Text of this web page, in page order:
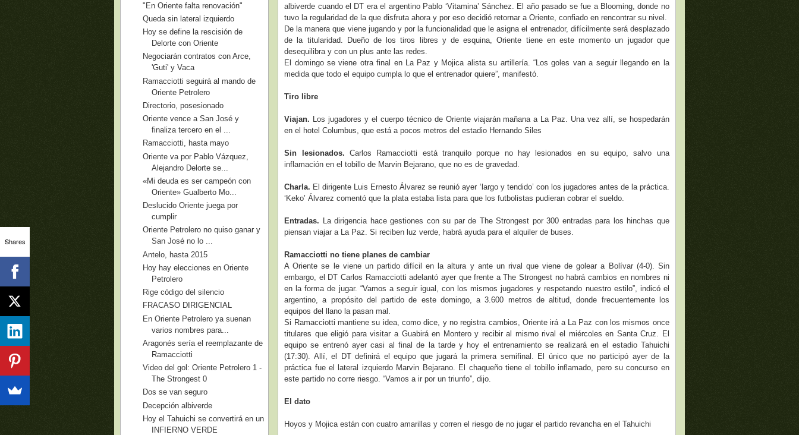
albiverde cuando el DT era el argentino Pablo ‘Vitamina’ Sánchez. El año pasado se fue a Blooming, donde no
tuvo la regularidad de la que disfruta ahora y por eso decidió retornar a Oriente, confiado en rencontrar su nivel.
De la manera que viene jugando y por la funcionalidad que le asigna el entrenador, difícilmente será desplazado
de la titularidad. Dueño de los tiros libres y de esquina, Oriente tiene en este momento un jugador que
desequilibra y con un plus ante las redes.
El domingo se viene otra final en La Paz y Mojica alista su artillería. “Los goles van a seguir llegando en la
medida que todo el equipo cumpla lo que el entrenador quiere”, manifestó.
Tiro libre
Viajan.
Los jugadores y el cuerpo técnico de Oriente viajarán mañana a La Paz. Una vez allí, se hospedarán
en el hotel Columbus, que está a pocos metros del estadio Hernando Siles
Sin lesionados. Carlos Ramacciotti está tranquilo porque no hay lesionados en su equipo, salvo una
inflamación en el tobillo de Marvin Bejarano, que no es de gravedad.
Charla. El dirigente Luis Ernesto Álvarez se reunió ayer ‘largo y tendido’ con los jugadores antes de la práctica.
‘Keko’ Álvarez comentó que la plata estaba lista para que los futbolistas pudieran cobrar el sueldo.
Entradas.
La dirigencia hace gestiones con su par de The Strongest por 300 entradas para los hinchas que
piensan viajar a La Paz. Si reciben luz verde, habrá ayuda para el alquiler de buses.
Ramacciotti no tiene planes de cambiar
A Oriente se le viene un partido difícil en la altura y ante un rival que viene de golear a Bolívar (4-0). Sin
embargo, el DT Carlos Ramacciotti adelantó ayer que frente a The Strongest no habrá cambios en nombres ni
en la forma de jugar. “Vamos a seguir igual, con los mismos jugadores y respetando nuestro estilo”, indicó el
argentino, a propósito del partido de este domingo, a 3.600 metros de altitud, donde frecuentemente los
equipos del llano la pasan mal.
Si Ramacciotti mantiene su idea, como dice, y no registra cambios, Oriente irá a La Paz con los mismos once
titulares que eligió para visitar a Guabirá en Montero y recibir al mismo rival el miércoles en Santa Cruz. El
equipo se entrenó ayer casi al final de la tarde y hoy el entrenamiento se realizará en el estadio Tahuichi
(17:30). Allí, el DT definirá el equipo que jugará la primera semifinal. El único que no participó ayer de la
práctica fue el lateral izquierdo Marvin Bejarano. El chaqueño tiene el tobillo inflamado, pero su concurso en
este partido no corre riesgo. “Vamos a ir por un triunfo”, dijo.
El dato
Hoyos y Mojica están con cuatro amarillas y corren el riesgo de no jugar el partido revancha en el Tahuichi
"En Oriente falta renovación"
Queda sin lateral izquierdo
Hoy se define la rescisión de
Delorte con Oriente
Negociarán contratos con Arce,
'Guti' y Vaca
Ramacciotti seguirá al mando de
Oriente Petrolero
Directorio, posesionado
Oriente vence a San José y
finaliza tercero en el ...
Ramacciotti, hasta mayo
Oriente va por Pablo Vázquez,
Alejandro Delorte se...
«Mi deuda es ser campeón con
Oriente» Gualberto Mo...
Deslucido Oriente juega por
cumplir
Oriente Petrolero no quiso ganar y
San José no lo ...
Antelo, hasta 2015
Hoy hay elecciones en Oriente
Petrolero
Rige código del silencio
FRACASO DIRIGENCIAL
En Oriente Petrolero ya suenan
varios nombres para...
Aragonés sería el reemplazante de
Ramacciotti
Video del gol: Oriente Petrolero 1 -
The Strongest 0
Dos se van seguro
Decepción albiverde
Hoy el Tahuichi se convertirá en un
INFIERNO VERDE
Shares